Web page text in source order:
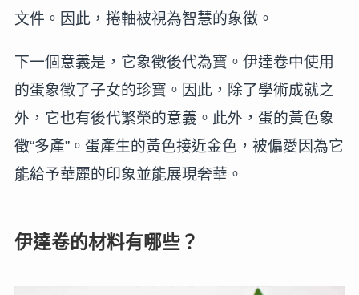
文件。因此，捲軸被視為智慧的象徵。
下一個意義是，它象徵後代為寶。伊達卷中使用
的蛋象徵了子女的珍寶。因此，除了學術成就之
外，它也有後代繁榮的意義。此外，蛋的黃色象
徵“多產”。蛋產生的黃色接近金色，被偏愛因為它
能給予華麗的印象並能展現奢華。
伊達卷的材料有哪些？